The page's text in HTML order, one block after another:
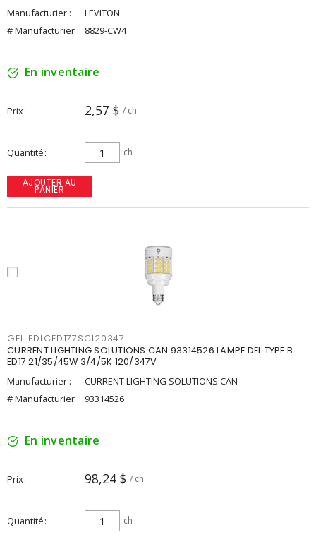
Manufacturier :
LEVITON
# Manufacturier : 8829-CW4
En inventaire
Prix 2,57 $ / ch
Quantité ch
AJOUTER AU
PANIER
GELLEDLCED177SC120347
CURRENT LIGHTING SOLUTIONS CAN 93314526 LAMPE DEL TYPE B
ED17 21/35/45W 3/4/5K 120/347V
Manufacturier :
CURRENT LIGHTING SOLUTIONS CAN
# Manufacturier : 93314526
En inventaire
Prix 98,24 $ / ch
Quantité ch